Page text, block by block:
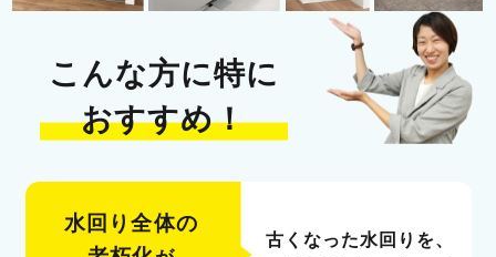
こんな方に特に
おすすめ！
水回り全体の
古くなった水回りを、